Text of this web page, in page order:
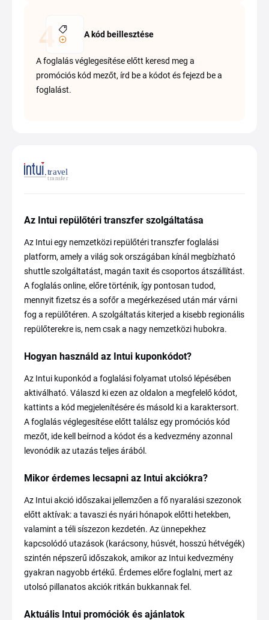
A kód beillesztése
A foglalás véglegesítése előtt keresd meg a
promóciós kód mezőt, írd be a kódot és fejezd be a
foglalást.
Az Intui repülőtéri transzfer szolgáltatása
Az Intui egy nemzetközi repülőtéri transzfer foglalási
platform, amely a világ sok országában kínál megbízható
shuttle szolgáltatást, magán taxit és csoportos átszállítást.
A foglalás online, előre történik, így pontosan tudod,
mennyit fizetsz és a sofőr a megérkezésed után már várni
fog a repülőtéren. A szolgáltatás kiterjed a kisebb regionális
repülőterekre is, nem csak a nagy nemzetközi hubokra.
Hogyan használd az Intui kuponkódot?
Az Intui kuponkód a foglalási folyamat utolsó lépésében
aktiválható. Válaszd ki ezen az oldalon a megfelelő kódot,
kattints a kód megjelenítésére és másold ki a karaktersort.
A foglalás véglegesítése előtt találsz egy promóciós kód
mezőt, ide kell beírnod a kódot és a kedvezmény azonnal
levonódik az utazás teljes árából.
Mikor érdemes lecsapni az Intui akciókra?
Az Intui akció időszakai jellemzően a fő nyaralási szezonok
előtt aktívak: a tavaszi és nyári hónapok előtti hetekben,
valamint a téli síszezon kezdetén. Az ünnepekhez
kapcsolódó utazások (karácsony, húsvét, hosszú hétvégék)
szintén népszerű időszakok, amikor az Intui kedvezmény
gyakran nagyobb értékű. Érdemes előre foglalni, mert az
utolsó pillanatos akciók ritkán bukkannak fel.
Aktuális Intui promóciók és ajánlatok